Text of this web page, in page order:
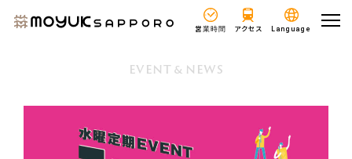
営業時間 アクセス Language
EVENT & NEWS